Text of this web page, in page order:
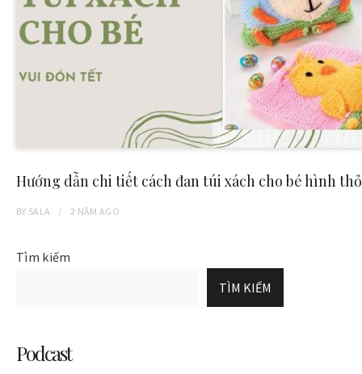
Hướng dẫn chi tiết cách đan túi xách cho bé hình
BY SALA 2 NĂM AGO
Tìm kiếm
TÌM KIẾM
Podcast